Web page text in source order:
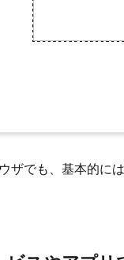
ザでも、基本的に